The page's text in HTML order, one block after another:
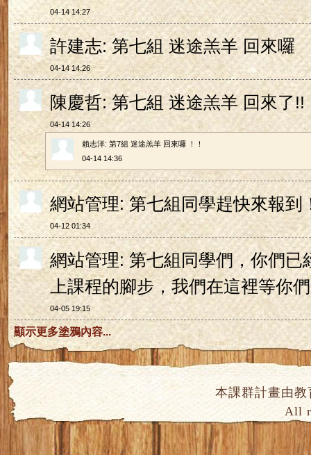
04-14 14:27
許建志: 第七組 迷途羔羊 回來囉
04-14 14:26
陳慶哲: 第七組 迷途羔羊 回來了!!
04-14 14:26
賴志洋: 第7組 迷途羔羊 回來囉 ！！
04-14 14:36
網站管理: 第七組同學趕快來報到
04-12 01:34
網站管理: 第七組同學們，你們已
上課程的腳步，我們在這裡等你
04-05 19:15
顯示更多塗鴉內容...
本課群計畫由
All